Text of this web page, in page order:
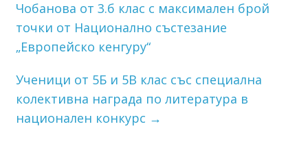
Чобанова от 3.б клас с максимален брой
точки от Национално състезание
„Европейско кенгуру“
Ученици от 5Б и 5В клас със специална
колективна награда по литература в
национален конкурс →